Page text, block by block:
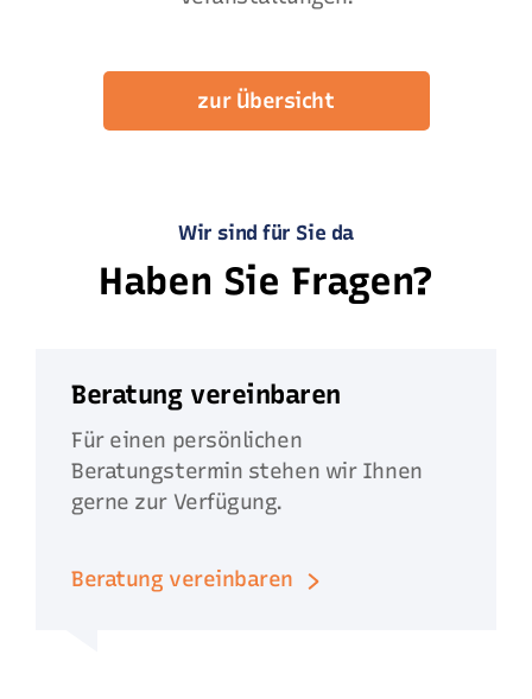
zur Übersicht
Wir sind für Sie da
Haben Sie Fragen?
Beratung vereinbaren
Für einen persönlichen
Beratungstermin stehen wir Ihnen
gerne zur Verfügung.
Beratung vereinbaren